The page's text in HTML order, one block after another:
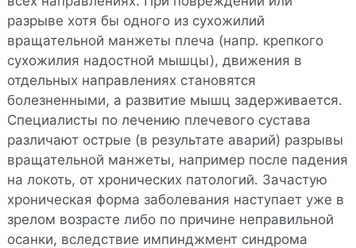
разрыве хотя бы одного из сухожилий
вращательной манжеты плеча (напр. крепкого
сухожилия надостной мышцы), движения в
отдельных направлениях становятся
болезненными, а развитие мышц задерживается.
Специалисты по лечению плечевого сустава
различают острые (в результате аварий) разрывы
вращательной манжеты, например после падения
на локоть, от хронических патологий. Зачастую
хроническая форма заболевания наступает уже в
зрелом возрасте либо по причине неправильной
осанки, вследствие импинджмент синдрома